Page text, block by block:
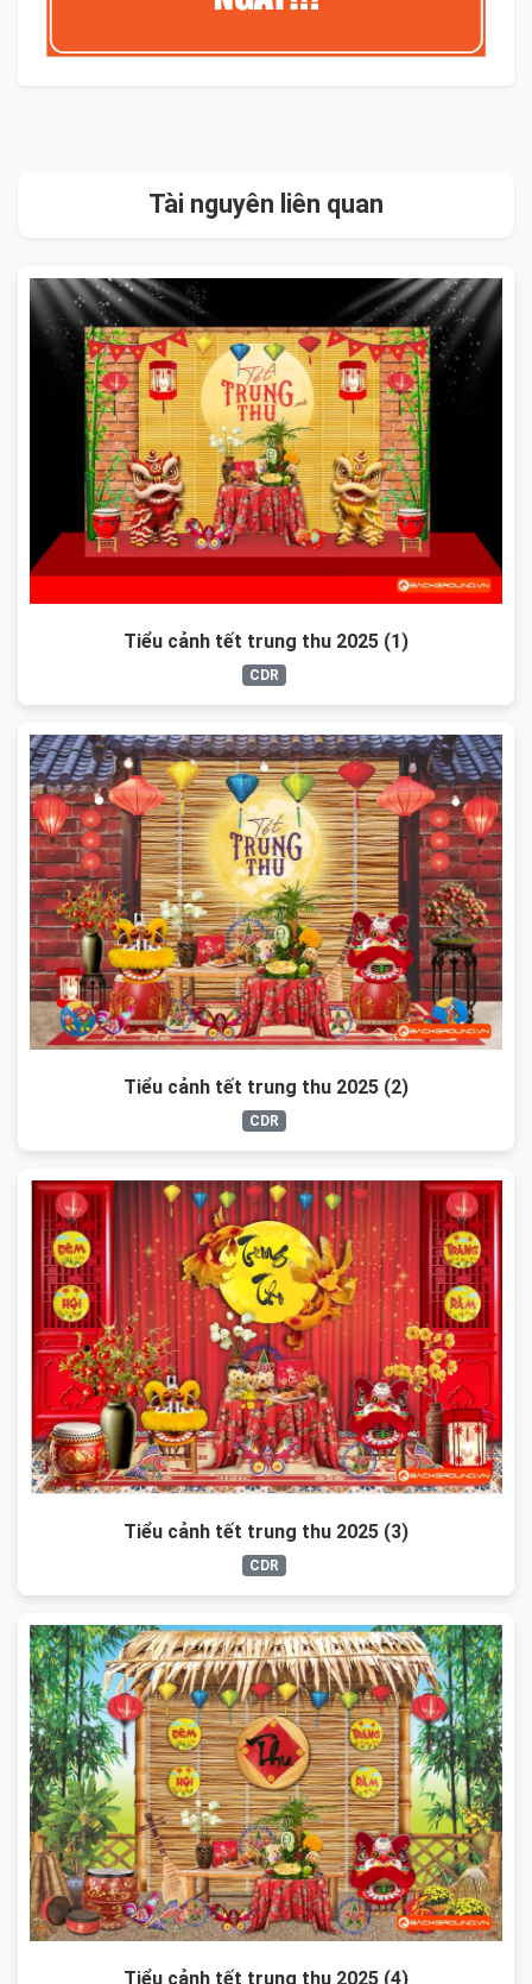
Tài nguyên liên quan
Tiểu cảnh tết trung thu 2025 (1)
CDR
Tiểu cảnh tết trung thu 2025 (2)
CDR
Tiểu cảnh tết trung thu 2025 (3)
CDR
Tiểu cảnh tết trung thu 2025 (4)